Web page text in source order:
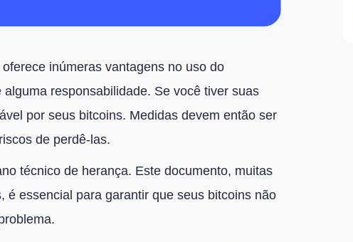
inúmeras vantagens no uso do
responsabilidade. Se você tiver suas
por seus bitcoins. Medidas devem então ser
de perdê-las.
técnico de herança. Este documento, muitas
é essencial para garantir que seus bitcoins não